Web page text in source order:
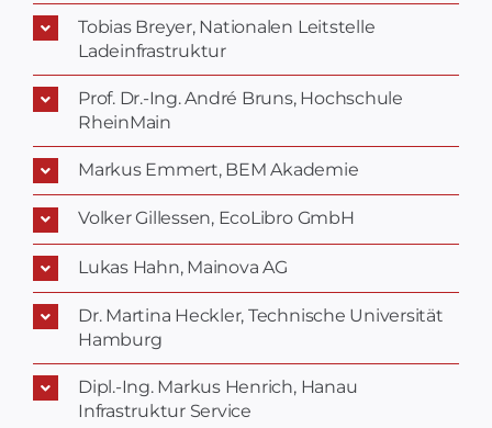
Tobias Breyer, Nationalen Leitstelle
Ladeinfrastruktur
Prof. Dr.-Ing. André Bruns, Hochschule
RheinMain
Markus Emmert, BEM Akademie
Volker Gillessen, EcoLibro GmbH
Lukas Hahn, Mainova AG
Dr. Martina Heckler, Technische Universität
Hamburg
Dipl.-Ing. Markus Henrich, Hanau
Infrastruktur Service